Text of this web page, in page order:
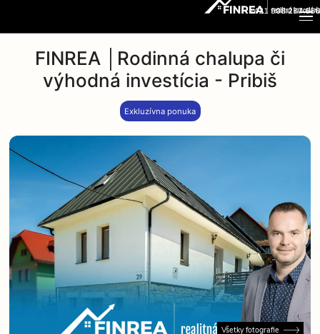
+421 908 237 666
FINREA │Rodinná chalupa či
výhodná investícia - Pribiš
Exkluzívna ponuka
Všetky fotografie